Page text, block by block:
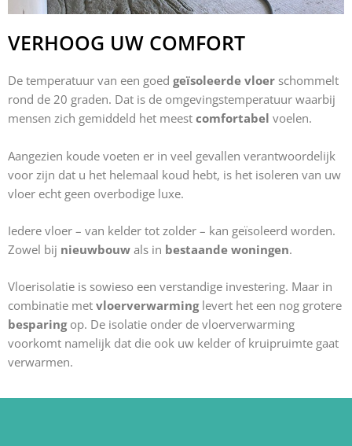
VERHOOG UW COMFORT
De temperatuur van een goed geïsoleerde vloer schommelt
rond de 20 graden. Dat is de omgevingstemperatuur waarbij
mensen zich gemiddeld het meest comfortabel voelen.
Aangezien koude voeten er in veel gevallen verantwoordelijk
voor zijn dat u het helemaal koud hebt, is het isoleren van uw
vloer echt geen overbodige luxe.
Iedere vloer – van kelder tot zolder – kan geïsoleerd worden.
Zowel bij nieuwbouw als in bestaande woningen.
Vloerisolatie is sowieso een verstandige investering. Maar in
combinatie met vloerverwarminglevert het een nog grotere
besparingop. De isolatie onder de vloerverwarming
voorkomt namelijk dat die ook uw kelder of kruipruimte gaat
verwarmen.